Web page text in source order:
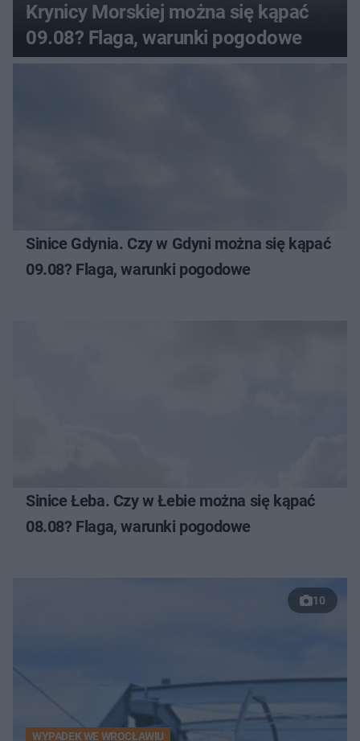
Krynicy Morskiej można się kąpać
09.08? Flaga, warunki pogodowe
Sinice Gdynia. Czy w Gdyni można się kąpać
09.08? Flaga, warunki pogodowe
Sinice Łeba. Czy w Łebie można się kąpać
08.08? Flaga, warunki pogodowe
10
WYPADEK WE WROCŁAWIU